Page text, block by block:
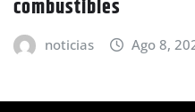
advierte Copeco
noticias Ago 8,